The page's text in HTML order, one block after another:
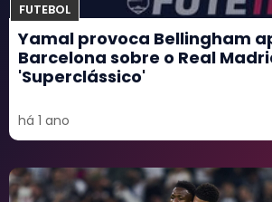
FUTEBOL
Yamal provoca Bellingham
Barcelona sobre o Real
'Superclássico'
há 1 ano